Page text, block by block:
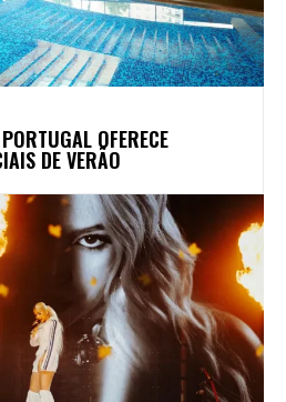
OFERECE
DE VERÃO